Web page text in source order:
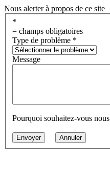
Nous alerter à propos de ce site
*
= champs obligatoires
Type de problème *
Message
Pourquoi souhaitez-vous